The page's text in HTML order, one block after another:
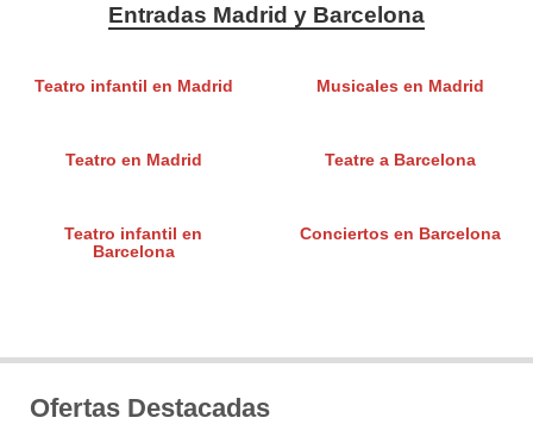
Entradas Madrid y Barcelona
Teatro infantil en Madrid Musicales en Madrid
Teatro en Madrid Teatre a Barcelona
Teatro infantil en
Barcelona
Conciertos en Barcelona
Ofertas Destacadas